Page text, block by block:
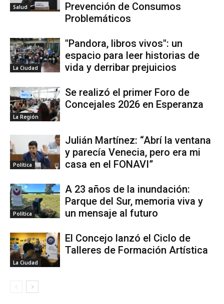
Salud
Prevención de Consumos
Problemáticos
La Ciudad
"Pandora, libros vivos": un
espacio para leer historias de
vida y derribar prejuicios
La Región
Se realizó el primer Foro de
Concejales 2026 en Esperanza
Política
Julián Martínez: “Abrí la ventana
y parecía Venecia, pero era mi
casa en el FONAVI”
Política
A 23 años de la inundación:
Parque del Sur, memoria viva y
un mensaje al futuro
La Ciudad
El Concejo lanzó el Ciclo de
Talleres de Formación Artística